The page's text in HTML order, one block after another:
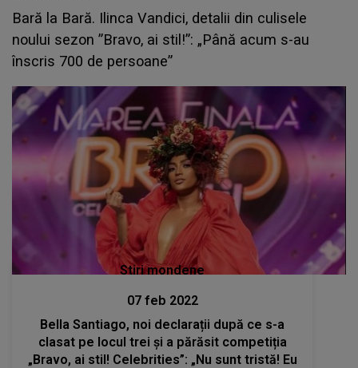
Bară la Bară. Ilinca Vandici, detalii din culisele
noului sezon ”Bravo, ai stil!”: „Până acum s-au
înscris 700 de persoane”
Stiri mondene
07 feb 2022
Bella Santiago, noi declarații după ce s-a
clasat pe locul trei și a părăsit competiția
„Bravo, ai stil! Celebrities”: „Nu sunt tristă! Eu